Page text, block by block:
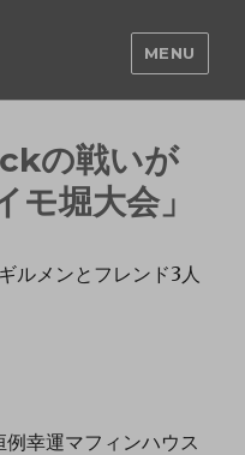
MENU
の戦いが
モ堀大会」
ルメンとフレンド3人
幸運マフィンハウス